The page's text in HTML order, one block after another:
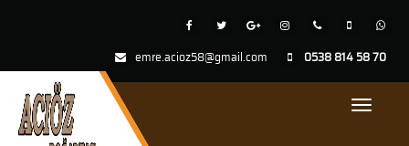
emre.acioz58@gmail.com 0538 814 58 70
Toggle